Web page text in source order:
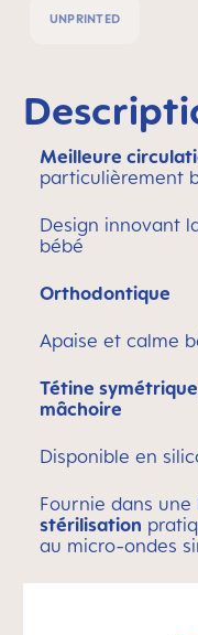
UNPRINTED
Meilleure
particulièrement
Design innovant
bébé
Orthodontique
Apaise et calme
Tétine
mâchoire
Disponible en
Fournie dans une
stérilisation
au micro-ondes